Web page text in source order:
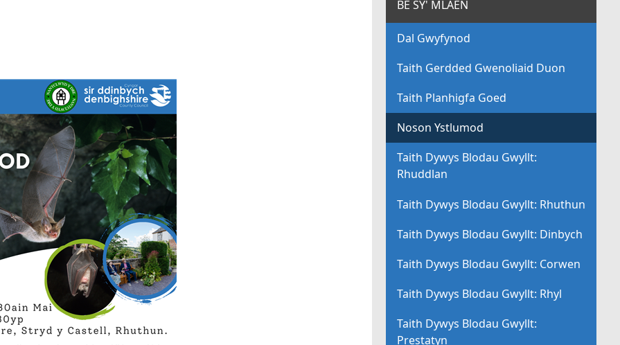
BE SY' MLAEN
Dal Gwyfynod
Taith Gerdded Gwenoliaid Duon
Taith Planhigfa Goed
Noson Ystlumod
Taith Dywys Blodau Gwyllt:
Rhuddlan
Taith Dywys Blodau Gwyllt: Rhuthun
Taith Dywys Blodau Gwyllt: Dinbych
Taith Dywys Blodau Gwyllt: Corwen
Taith Dywys Blodau Gwyllt: Rhyl
Taith Dywys Blodau Gwyllt:
Prestatyn